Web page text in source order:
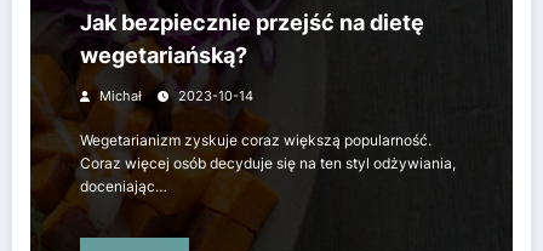
Jak bezpiecznie przejść na dietę
wegetariańską?
Michał 2023-10-14
Wegetarianizm zyskuje coraz większą popularność.
Coraz więcej osób decyduje się na ten styl odżywiania,
doceniając…